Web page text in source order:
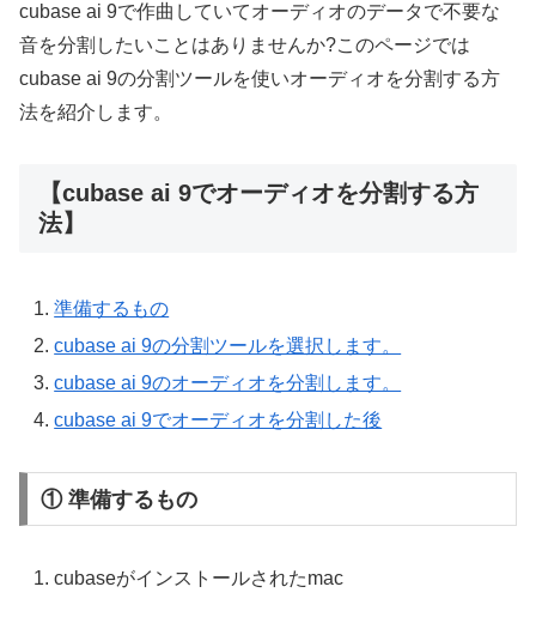
cubase ai 9で作曲していてオーディオのデータで不要な
音を分割したいことはありませんか?このページでは
cubase ai 9の分割ツールを使いオーディオを分割する方
法を紹介します。
【cubase ai 9でオーディオを分割する方
法】
準備するもの
cubase ai 9の分割ツールを選択します。
cubase ai 9のオーディオを分割します。
cubase ai 9でオーディオを分割した後
① 準備するもの
cubaseがインストールされたmac